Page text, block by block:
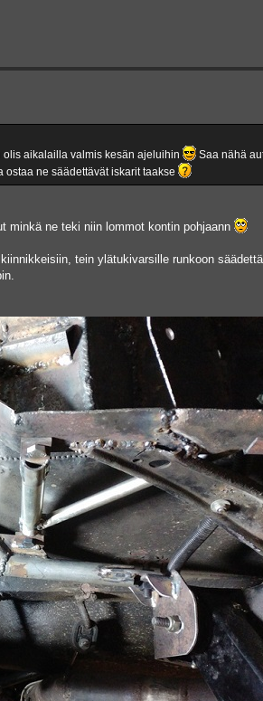
aikalailla valmis kesän ajeluihin
Saa nähä
ne säädettävät iskarit taakse
minkä ne teki niin lommot kontin pohjaann
tein ylätukivarsille runkoon